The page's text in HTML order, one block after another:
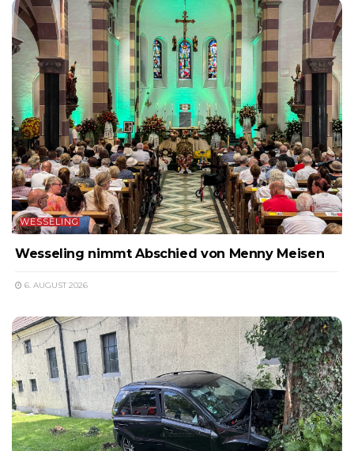
WESSELING
Wesseling nimmt Abschied von Menny Meisen
6. AUGUST 2026